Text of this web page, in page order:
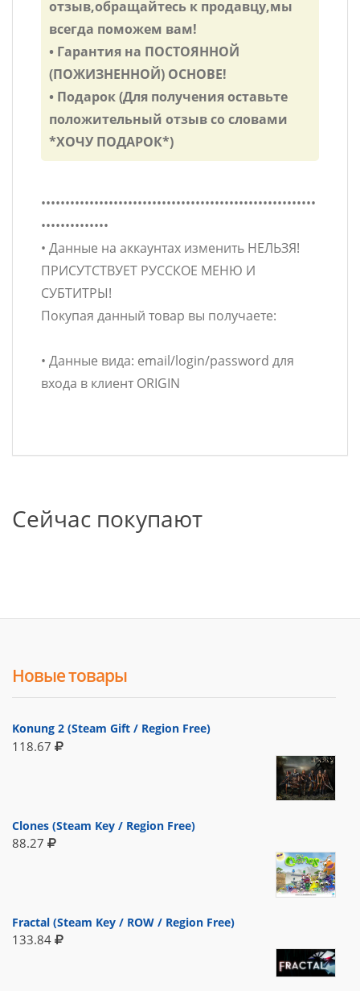
отзыв,обращайтесь к продавцу,мы
всегда поможем вам!
• Гарантия на ПОСТОЯННОЙ
(ПОЖИЗНЕННОЙ) ОСНОВЕ!
• Подарок (Для получения оставьте
положительный отзыв со словами
*ХОЧУ ПОДАРОК*)
•••••••••••••••••••••••••••••••••••••••••••••••••••••••••
••••••••••••••
• Данные на аккаунтах изменить НЕЛЬЗЯ!
ПРИСУТСТВУЕТ РУССКОЕ МЕНЮ И
СУБТИТРЫ!
Покупая данный товар вы получаете:
• Данные вида: email/login/password для
входа в клиент ORIGIN
Сейчас покупают
Новые товары
Konung 2 (Steam Gift / Region Free)
118.67
Clones (Steam Key / Region Free)
88.27
Fractal (Steam Key / ROW / Region Free)
133.84